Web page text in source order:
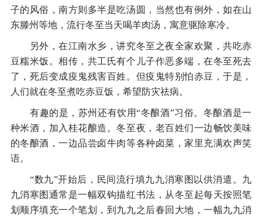
子的风俗，南方则多半是吃汤圆，当然也有例外，如在山
东滕州等地，流行冬至当天喝羊肉汤，寓意驱除寒冷。
另外，在江南水乡，讲究冬至之夜全家欢聚，共吃赤
豆糯米饭。相传，共工氏有个儿子作恶多端，在冬至死去
了，死后变成疫鬼残害百姓。但疫鬼特别怕赤豆，于是，
人们就在冬至煮吃赤豆饭，希望防灾祛病。
有趣的是，苏州还有饮用“冬酿酒”习俗。冬酿酒是一
种米酒，加入桂花酿造。冬至夜，老百姓们一边畅饮美味
的冬酿酒，一边品尝卤牛肉等各种卤菜，家里充满欢声笑
语。
“数九”开始后，民间流行填九九消寒图以供消遣。九
九消寒图通常是一幅双钩描红书法，从冬至起每天按照笔
划顺序填充一个笔划，到九九之后春回大地，一幅九九消